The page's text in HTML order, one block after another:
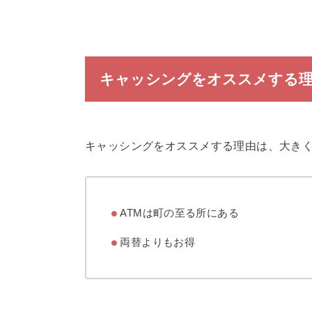
キャッシングをオススメする
キャッシングをオススメする理由は、大き
ATMは町の至る所にある
両替よりもお得